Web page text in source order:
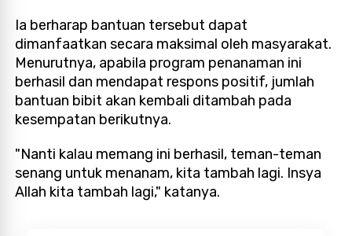
Ia berharap bantuan tersebut dapat
dimanfaatkan secara maksimal oleh masyarakat.
Menurutnya, apabila program penanaman ini
berhasil dan mendapat respons positif, jumlah
bantuan bibit akan kembali ditambah pada
kesempatan berikutnya.
"Nanti kalau memang ini berhasil, teman-teman
senang untuk menanam, kita tambah lagi. Insya
Allah kita tambah lagi," katanya.